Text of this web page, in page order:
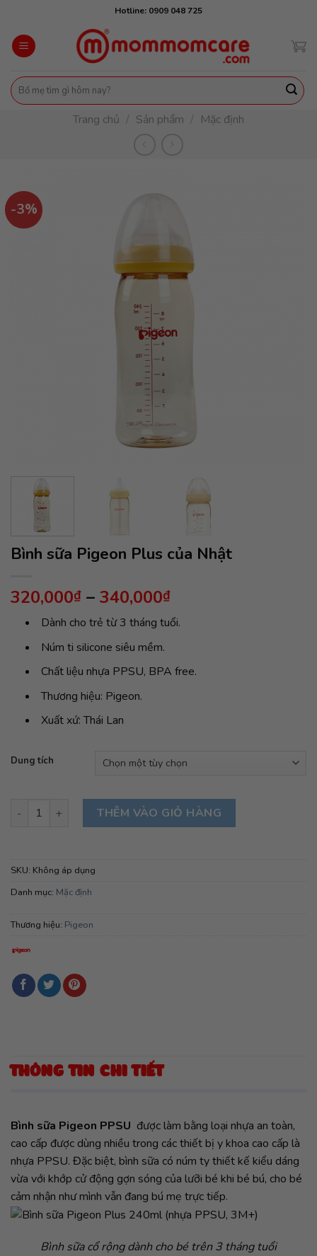
content
Hotline: 0909 048 725
Tìm
kiếm:
Trang chủ / Sản phẩm / Mặc định
-3%
Bình sữa Pigeon Plus của Nhật
320,000₫ – 340,000₫Khoảng
giá:
từ
đến
340,000₫
Dành cho trẻ từ 3 tháng tuổi.
Núm ti silicone siêu mềm.
Chất liệu nhựa PPSU, BPA free.
Thương hiệu: Pigeon.
Xuất xứ: Thái Lan
Dung tích
Bình sữa Pigeon Plus của Nhật số lượng
THÊM VÀO GIỎ HÀNG
SKU: Không áp dụng
Danh mục: Mặc định
Thương hiệu: Pigeon
THÔNG TIN CHI TIẾT
Bình sữa Pigeon PPSU được làm bằng loại nhựa an toàn,
cao cấp được dùng nhiều trong các thiết bị y khoa cao cấp là
nhựa PPSU. Đặc biệt, bình sữa có núm ty thiết kế kiểu dáng
vừa với khớp cử động gợn sóng của lưỡi bé khi bé bú, cho bé
cảm nhận như mình vẫn đang bú mẹ trực tiếp.
Bình sữa cổ rộng dành cho bé trên 3 tháng tuổi